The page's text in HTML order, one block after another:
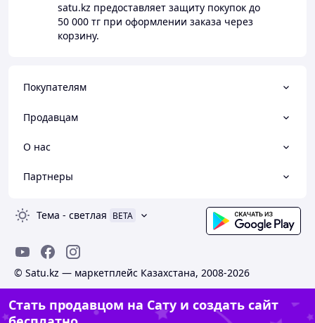
satu.kz предоставляет защиту покупок до
50 000 тг при оформлении заказа через
корзину.
Покупателям
Продавцам
О нас
Партнеры
Тема - светлая BETA
© Satu.kz — маркетплейс Казахстана, 2008-2026
Стать продавцом на Сату и создать сайт